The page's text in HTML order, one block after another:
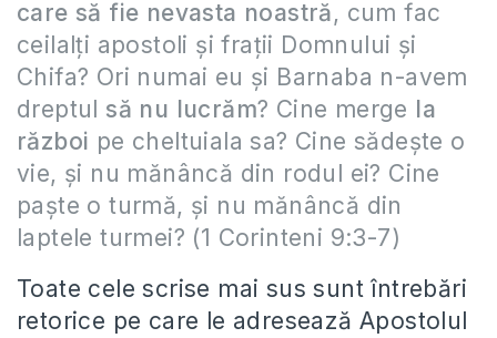
care să fie nevasta noastră, cum fac
ceilalţi apostoli şi fraţii Domnului şi
Chifa? Ori numai eu şi Barnaba n-avem
dreptul să nu lucrăm? Cine merge la
război pe cheltuiala sa? Cine sădeşte o
vie, şi nu mănâncă din rodul ei? Cine
paşte o turmă, şi nu mănâncă din
laptele turmei? (1 Corinteni 9:3-7)
Toate cele scrise mai sus sunt întrebări
retorice pe care le adresează Apostolul